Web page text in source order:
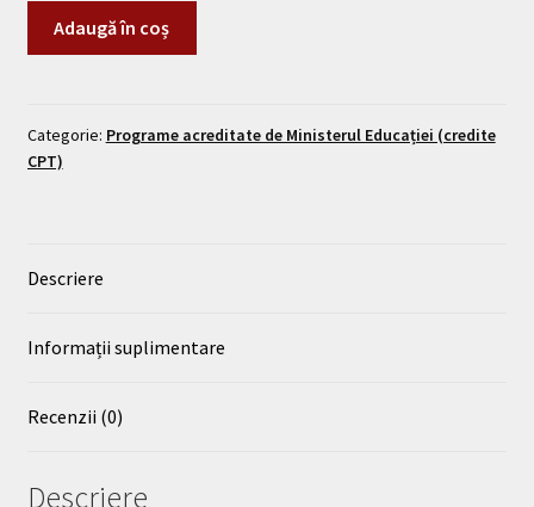
Adaugă în coș
Categorie: Programe acreditate de Ministerul Educației (credite
CPT)
Descriere
Informații suplimentare
Recenzii (0)
Descriere